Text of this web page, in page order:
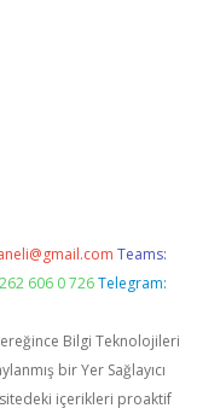
Teams:
606 0 726 Telegram:
Bilgi Teknolojileri
bir Yer Sağlayıcı
içerikleri proaktif